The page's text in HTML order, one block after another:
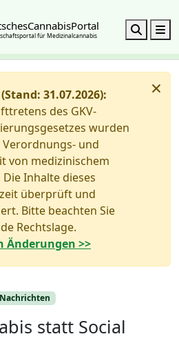
für Medizinalcannabis Search
×
31.07.2026):
des GKV-
wurden
und
von medizinischem
Inhalte dieses
überprüft und
Bitte beachten Sie
Rechtslage.
Änderungen >>
statt Social